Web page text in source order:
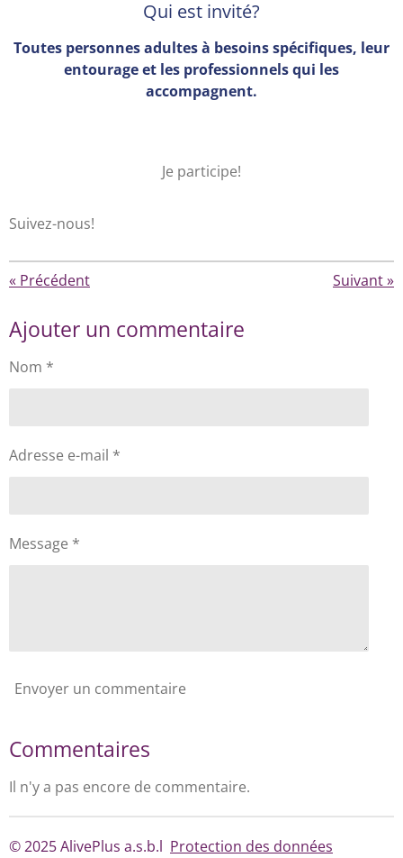
Qui est invité?
Toutes personnes adultes à besoins spécifiques, leur
entourage et les professionnels qui les
accompagnent.
Je participe!
Suivez-nous!
« Précédent Suivant»
Ajouter un commentaire
Nom *
Adresse e-mail *
Message *
Envoyer un commentaire
Commentaires
Il n'y a pas encore de commentaire.
© 2025 AlivePlus a.s.b.l Protection des données